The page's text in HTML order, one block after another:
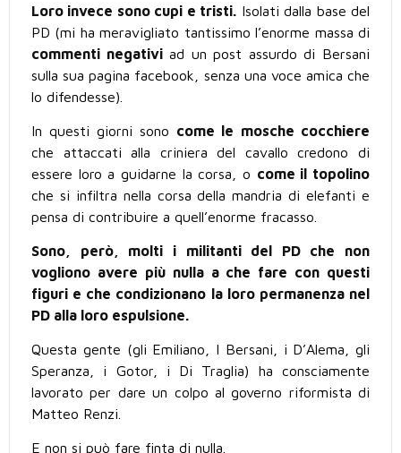
Loro invece sono cupi e tristi. Isolati dalla base del
PD (mi ha meravigliato tantissimo l’enorme massa di
commenti negativiad un post assurdo di Bersani
sulla sua pagina facebook, senza una voce amica che
lo difendesse).
In questi giorni sono come le mosche cocchiere
che attaccati alla criniera del cavallo credono di
essere loro a guidarne la corsa, o come il topolino
che si infiltra nella corsa della mandria di elefanti e
pensa di contribuire a quell’enorme fracasso.
Sono, però, molti i militanti del PD che non
vogliono avere più nulla a che fare con questi
figuri e che condizionano la loro permanenza nel
PD alla loro espulsione.
Questa gente (gli Emiliano, I Bersani, i D’Alema, gli
Speranza, i Gotor, i Di Traglia) ha consciamente
lavorato per dare un colpo al governo riformista di
Matteo Renzi.
E non si può fare finta di nulla.